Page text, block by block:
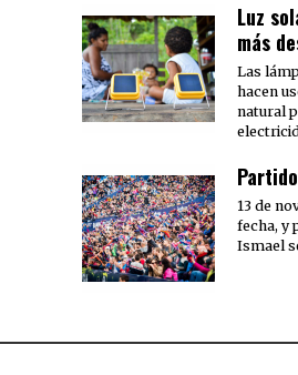
Luz
más
Las
hacen
natural
13 de
fecha, y
Ismael